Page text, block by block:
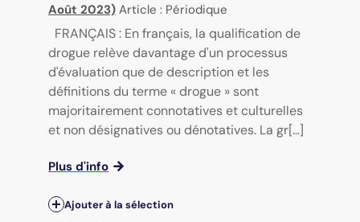
Août 2023) Article : Périodique
FRANÇAIS : En français, la qualification de
drogue relève davantage d'un processus
d'évaluation que de description et les
définitions du terme « drogue » sont
majoritairement connotatives et culturelles
et non désignatives ou dénotatives. La gr[...]
Plus d'info
Ajouter à la sélection